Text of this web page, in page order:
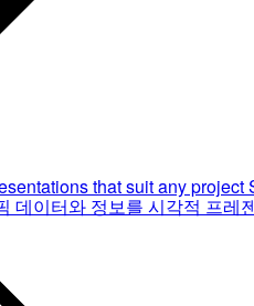
that suit any project
데이터와 정보를 시각적 프레